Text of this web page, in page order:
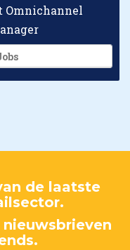
Omnichannel
de laatste